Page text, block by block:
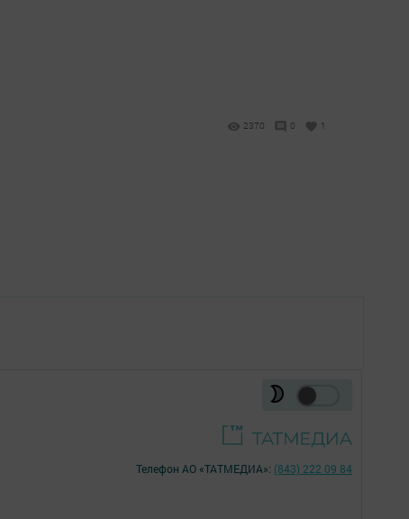
2370 0 1
Телефон АО «ТАТМЕДИА»: (843) 222 09 84